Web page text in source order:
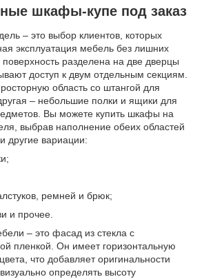
шкафы-купе под заказ
– это выбор клиентов, которых
эксплуатация мебель без лишних
разделена на две дверцы
доступ к двум отдельным секциям.
область со штангой для
– небольшие полки и ящики для
Вы можете купить шкафы на
выбрав наполнение обеих областей
другие вариации:
ремней и брюк;
и прочее.
– это фасад из стекла с
пленкой. Он имеет горизонтальную
что добавляет оригинальности
определять высоту